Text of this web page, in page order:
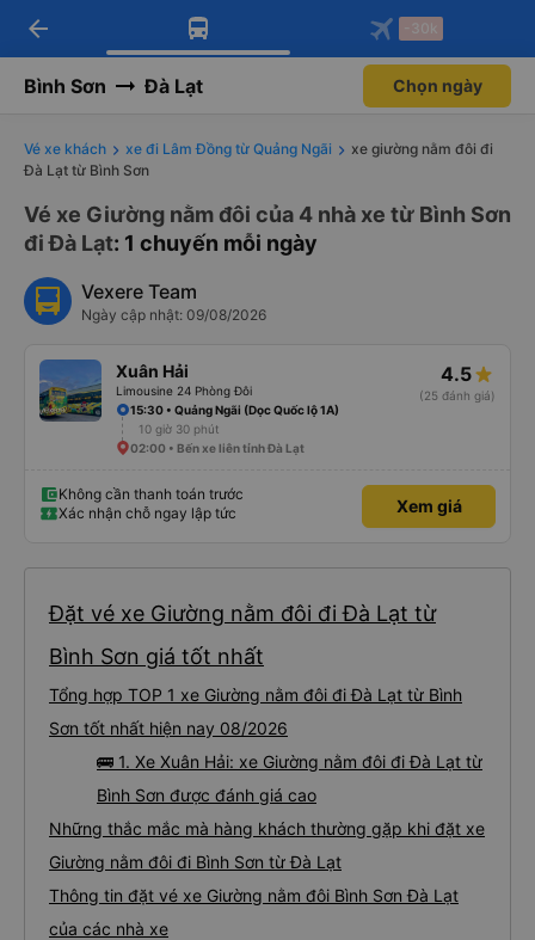
Tải app Vexere ngay!
Nhận ưu đãi thành viên độc
Mở app
Tải app Vexere
-30k/ghế khi đặt vé máy bay qua
Mở app
arrow_back -30k
Bình Sơn Đà Lạt Chọn ngày
Vé xe khách xe đi Lâm Đồng từ Quảng Ngãi
xe giường nằm đôi đi
Đà Lạt từ Bình Sơn
Vé xe Giường nằm đôi của 4 nhà xe từ Bình Sơn
đi Đà Lạt: 1 chuyến mỗi ngày
Vexere Team
Ngày cập nhật: 09/08/2026
Xuân Hải
Limousine 24 Phòng Đôi
4.5
(25 đánh giá)
15:30 • Quảng Ngãi (Dọc Quốc lộ 1A)
10 giờ 30 phút
02:00 • Bến xe liên tỉnh Đà Lạt
Không cần thanh toán trước
Xác nhận chỗ ngay lập tức
Xem giá
Đặt vé xe Giường nằm đôi đi Đà Lạt từ
Bình Sơn giá tốt nhất
Tổng hợp TOP 1 xe Giường nằm đôi đi Đà Lạt từ Bình
Sơn tốt nhất hiện nay 08/2026
🚌 1. Xe Xuân Hải: xe Giường nằm đôi đi Đà Lạt từ
Bình Sơn được đánh giá cao
Những thắc mắc mà hàng khách thường gặp khi đặt xe
Giường nằm đôi đi Bình Sơn từ Đà Lạt
Thông tin đặt vé xe Giường nằm đôi Bình Sơn Đà Lạt
của các nhà xe